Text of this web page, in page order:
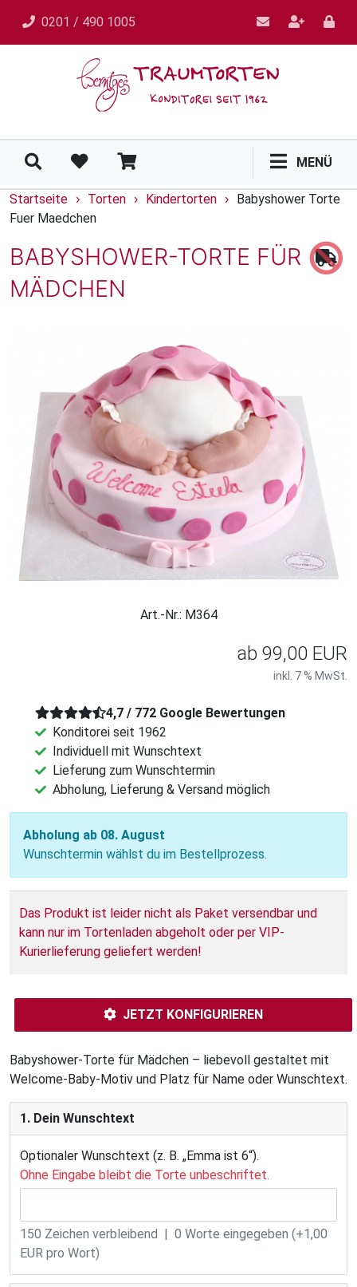
0201 / 490 1005
MENÜ
Startseite › Torten › Kindertorten ›
Babyshower Torte
Fuer Maedchen
BABYSHOWER-TORTE FÜR
MÄDCHEN
Art.-Nr.: M364
ab 99,00 EUR
inkl. 7 % MwSt.
4,7 / 772 Google Bewertungen
Konditorei seit 1962
Individuell mit Wunschtext
Lieferung zum Wunschtermin
Abholung, Lieferung & Versand möglich
Abholung ab 08. August
Wunschtermin wählst du im Bestellprozess.
Das Produkt ist leider nicht als Paket versendbar und
kann nur im Tortenladen abgeholt oder per VIP-
Kurierlieferung geliefert werden!
JETZT KONFIGURIEREN
Babyshower-Torte für Mädchen – liebevoll gestaltet mit
Welcome-Baby-Motiv und Platz für Name oder Wunschtext.
1. Dein Wunschtext
Optionaler Wunschtext (z. B. „Emma ist 6“).
Ohne Eingabe bleibt die Torte unbeschriftet.
150 Zeichen verbleibend | 0 Worte eingegeben (+1,00
EUR pro Wort)